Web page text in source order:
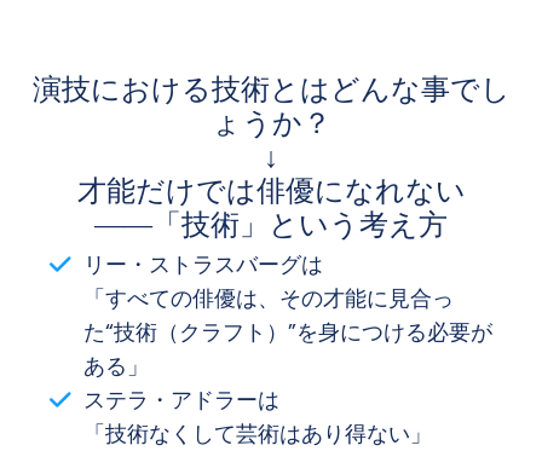
演技における技術とはどんな事でし
ょうか？
↓
才能だけでは俳優になれない
――「技術」という考え方
リー・ストラスバーグは
「すべての俳優は、その才能に見合っ
た“技術（クラフト）”を身につける必要が
ある」
ステラ・アドラーは
「技術なくして芸術はあり得ない」